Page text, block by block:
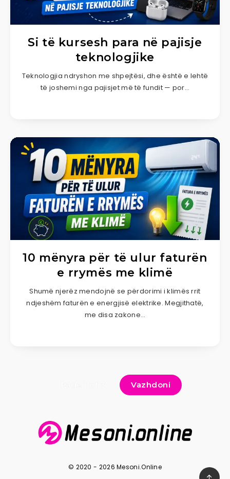
Si të kursesh para në pajisje
teknologjike
Teknologjia ndryshon me shpejtësi, dhe është e lehtë
të joshemi nga pajisjet më të fundit — por…
10 mënyra për të ulur faturën
e rrymës me klimë
Shumë njerëz mendojnë se përdorimi i klimës rrit
ndjeshëm faturën e energjisë elektrike. Megjithatë,
me disa zakone…
Vazhdoni
© 2020 - 2026 Mesoni.Online